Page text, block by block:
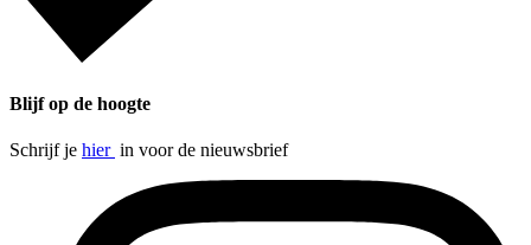
Blijf op de hoogte
Schrijf je hier in voor de nieuwsbrief